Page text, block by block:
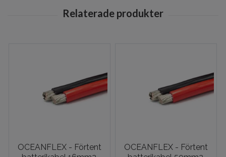
OCEANFLEX - Förtent
OCEANFLEX - Förtent